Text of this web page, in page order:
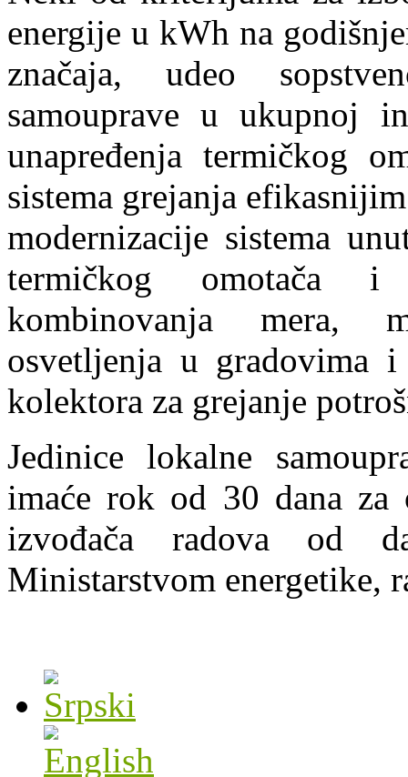
energije u kWh na
značaja, udeo
samouprave u ukupnoj
unapređenja termičkog
sistema grejanja
modernizacije sistema
termičkog omotača i
kombinovanja mera,
osvetljenja u gradovima
kolektora za grejanje
Jedinice lokalne
imaće rok od 30 dana za
izvođača radova od
Ministarstvom energetike,